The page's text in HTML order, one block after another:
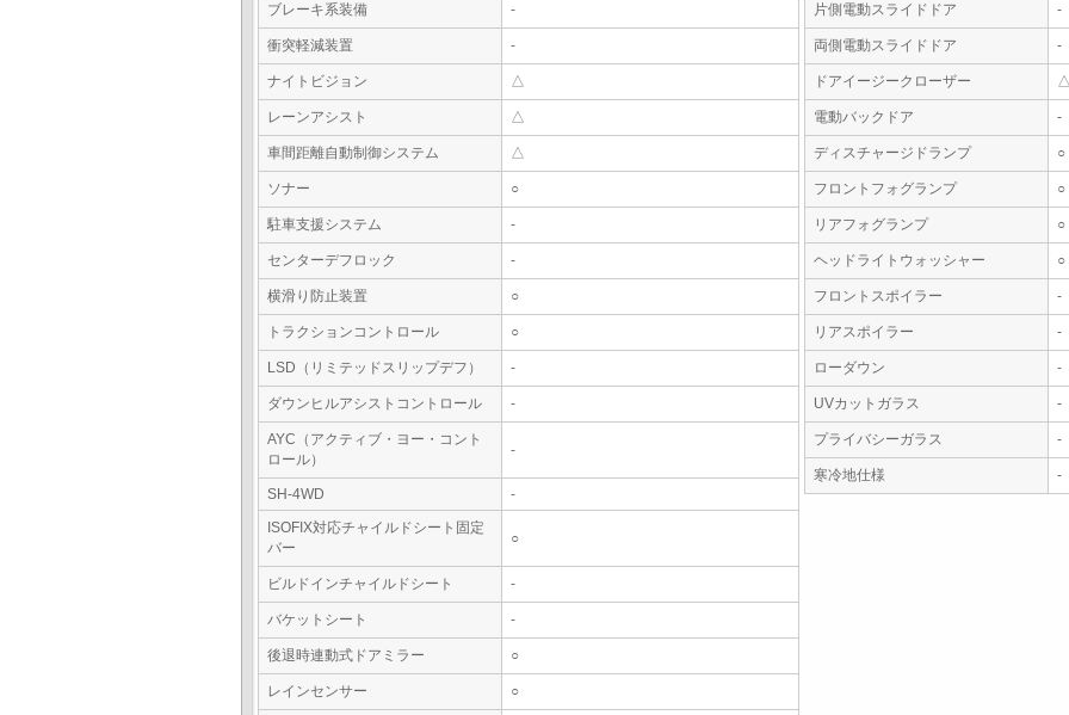
ブレーキ系装備 -
衝突軽減装置 -
ナイトビジョン △
レーンアシスト △
車間距離自動制御システム △
ソナー ○
駐車支援システム -
センターデフロック -
横滑り防止装置 ○
トラクションコントロール ○
LSD（リミテッドスリップデフ） -
ダウンヒルアシストコントロール -
AYC（アクティブ・ヨー・コント
ロール）
-
SH-4WD
-
ISOFIX対応チャイルドシート固定
バー
○
ビルドインチャイルドシート -
バケットシート -
後退時連動式ドアミラー ○
レインセンサー ○
片側電動スライドドア -
両側電動スライドドア -
ドアイージークローザー
電動バックドア -
ディスチャージドランプ ○
フロントフォグランプ ○
リアフォグランプ ○
ヘッドライトウォッシャー ○
フロントスポイラー -
リアスポイラー -
ローダウン -
UVカットガラス -
プライバシーガラス -
寒冷地仕様 -